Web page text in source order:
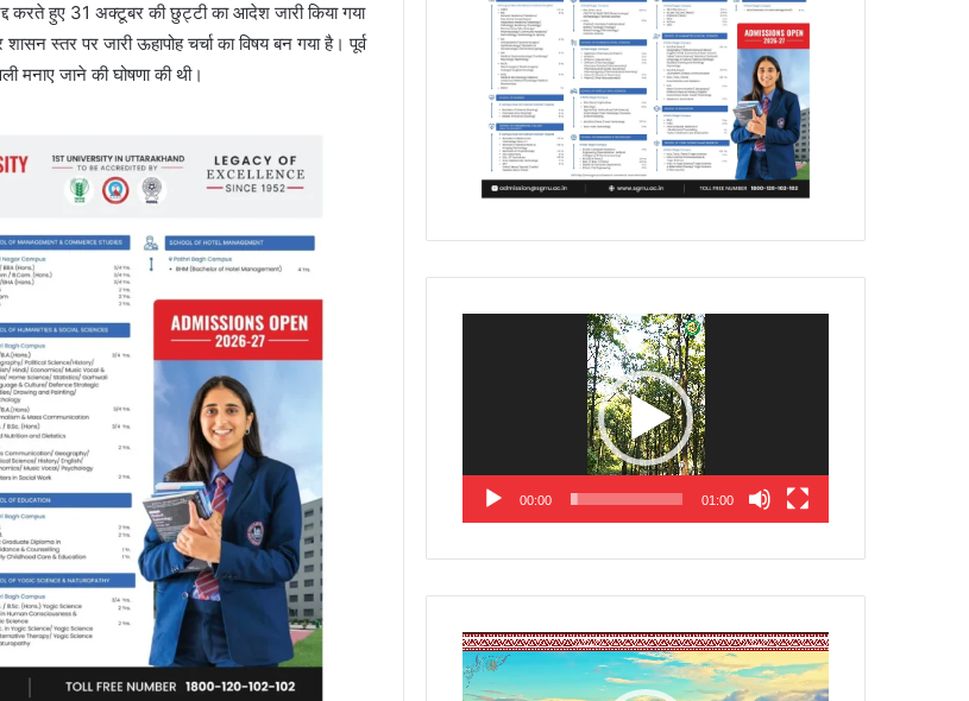
करते हुए 31 अक्टूबर की छुट्टी का आदेश जारी किया गया
स्तर पर जारी ऊहापोह चर्चा का विषय बन गया है। पूर्व
मनाए जाने की घोषणा की थी।
00:00 01:00
Video
Player